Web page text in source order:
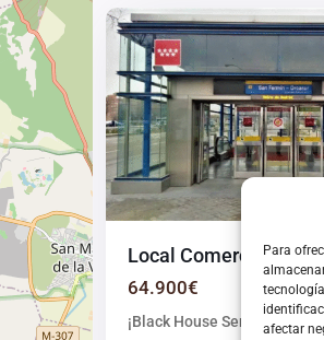
Para
afectar
Local Comercial
64.900€
¡Black House Servicios